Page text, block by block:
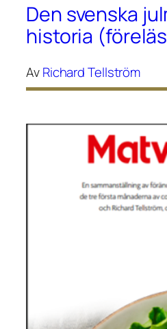
Den svenska
historia
AvRichard Tellström